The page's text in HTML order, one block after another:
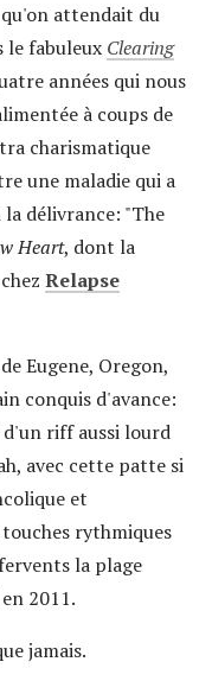
attendait du
le fabuleux Clearing
années qui nous
à coups de
charismatique
une maladie qui a
délivrance: "The
Heart, dont la
Relapse
Eugene, Oregon,
conquis d'avance:
riff aussi lourd
avec cette patte si
et
rythmiques
la plage
2011.
jamais.